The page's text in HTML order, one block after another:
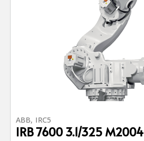
ABB, IRC5
IRB 7600 3.1/325 M2004